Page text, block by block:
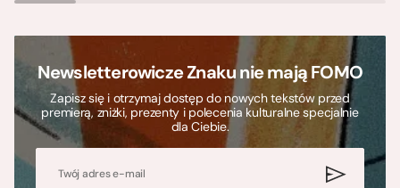
Newsletterowicze Znaku nie mają FOMO
Zapisz się i otrzymaj dostęp do nowych tekstów przed
premierą, zniżki, prezenty i polecenia kulturalne specjalnie
dla Ciebie.